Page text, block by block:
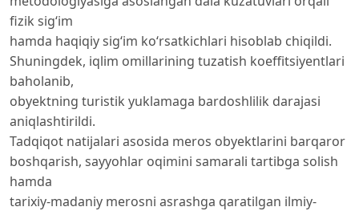
fizik sigʻim
hamda haqiqiy sigʻim koʻrsatkichlari hisoblab chiqildi.
Shuningdek, iqlim omillarining tuzatish koeffitsiyentlari
baholanib,
obyektning turistik yuklamaga bardoshlilik darajasi
aniqlashtirildi.
Tadqiqot natijalari asosida meros obyektlarini barqaror
boshqarish, sayyohlar oqimini samarali tartibga solish
hamda
tarixiy-madaniy merosni asrashga qaratilgan ilmiy-